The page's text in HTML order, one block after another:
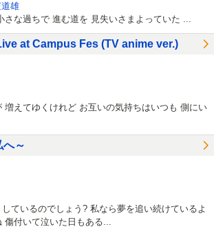
雄
な過ちで 進む道を 見失いさまよっていた ...
at Campus Fes (TV anime ver.)
増えてゆくけれど お互いの気持ちはいつも 側にい
へ～
ているのでしょう? 私なら夢を追い続けているよ
付いて泣いた日もある...